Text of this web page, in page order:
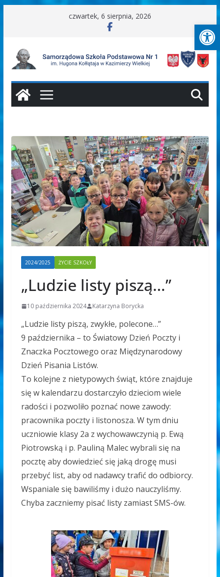
czwartek, 6 sierpnia, 2026
2024/2025 ŻYCIE SZKOŁY
„Ludzie listy piszą…”
10 października 2024 Katarzyna Borycka
„Ludzie listy piszą, zwykłe, polecone…”
9 października – to Światowy Dzień Poczty i
Znaczka Pocztowego oraz Międzynarodowy
Dzień Pisania Listów.
To kolejne z nietypowych świąt, które znajduje
się w kalendarzu dostarczyło dzieciom wiele
radości i pozwoliło poznać nowe zawody:
pracownika poczty i listonosza. W tym dniu
uczniowie klasy 2a z wychowawczynią p. Ewą
Piotrowską i p. Pauliną Malec wybrali się na
pocztę aby dowiedzieć się jaką drogę musi
przebyć list, aby od nadawcy trafić do odbiorcy.
Wspaniale się bawiliśmy i dużo nauczyliśmy.
Chyba zaczniemy pisać listy zamiast SMS-ów.